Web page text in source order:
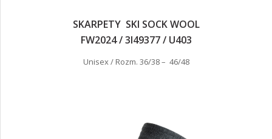
SKARPETY SKI SOCK WOOL
FW2024 / 3I49377 / U403
Unisex / Rozm. 36/38 – 46/48